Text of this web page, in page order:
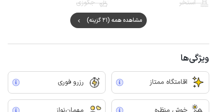
استخر
جکوزی
مشاهده همه (21 گزینه)
ویژگی‌ها
اقامتگاه ممتاز رزرو فوری